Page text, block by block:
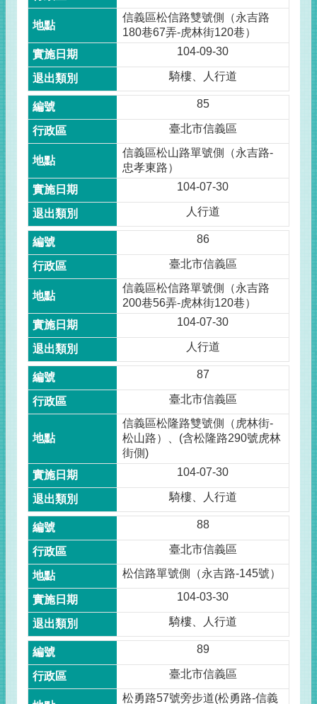
信義區松信路雙號側（永吉路
180巷67弄-虎林街120巷）
104-09-30
騎樓、人行道
85
臺北市信義區
信義區松山路單號側（永吉路-
忠孝東路）
104-07-30
人行道
86
臺北市信義區
信義區松信路單號側（永吉路
200巷56弄-虎林街120巷）
104-07-30
人行道
87
臺北市信義區
信義區松隆路雙號側（虎林街-
松山路）、(含松隆路290號虎林
街側)
104-07-30
騎樓、人行道
88
臺北市信義區
松信路單號側（永吉路-145號）
104-03-30
騎樓、人行道
89
臺北市信義區
松勇路57號旁步道(松勇路-信義